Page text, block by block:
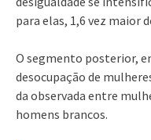
para elas, 1,6 vez maior
O segmento posterior,
desocupação de
da observada entre
homens brancos.